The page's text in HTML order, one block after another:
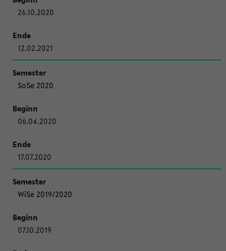
26.10.2020
12.02.2021
SoSe 2020
06.04.2020
17.07.2020
WiSe 2019/2020
07.10.2019